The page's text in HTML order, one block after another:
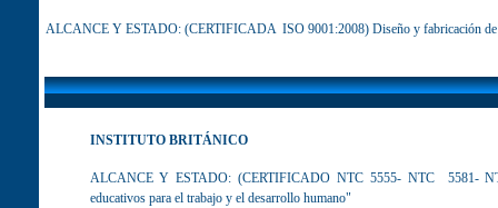
ALCANCE Y ESTADO: (CERTIFICADA ISO 9001:2008) Diseño y fabricación de
INSTITUTO BRITÁNICO
ALCANCE Y ESTADO: (CERTIFICADO NTC 5555- NTC 5581-
educativos para el trabajo y el desarrollo humano"